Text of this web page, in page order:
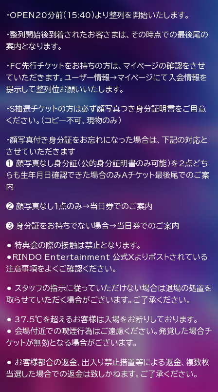
・OPEN20分前（15:40）より整列を開始いたします。
・整列開始後到着されたお客さまは、その時点での最後尾の
案内となります。
・FC先行チケットをお持ちの方は、マイページの確認をさせ
ていただきます。ユーザー情報→マイページにて入会情報を
提示して整列位お願いいたします。
・S抽選チケットの方は必ず顔写真つき身分証明書をご用意
ください。（コピー不可、現物のみ）
・顔写真付き身分証をお忘れになった場合は、下記の対応と
させていただきます
❶ 顔写真なし身分証（公的身分証明書のみ可能）を2点どち
らも生年月日確認できた場合のみAチケット最後尾でのご案
内
❷ 顔写真なし１点のみ→当日券でのご案内
❸ 身分証をお持ちでない場合→当日券でのご案内
⚫︎ 特典会の際の接触は禁止となります。
⚫︎RINDO Entertainment 公式Xよりポストされている
注意事項をよくご確認ください。
⚫︎ スタッフの指示に従っていただけない場合は退場の処置を
取らせていただく場合がございます。ご了承ください。
⚫︎ 37.5℃を超えるお客様は入場をお断りしております。
⚫︎ 会場付近での喫煙行為はご遠慮ください。発覚した場合チ
ケットが無効となる場合がございます。
⚫︎ お客様都合の返金、出入り禁止措置等による返金、複数枚
当選した場合での返金は致しかねます。ご了承ください。